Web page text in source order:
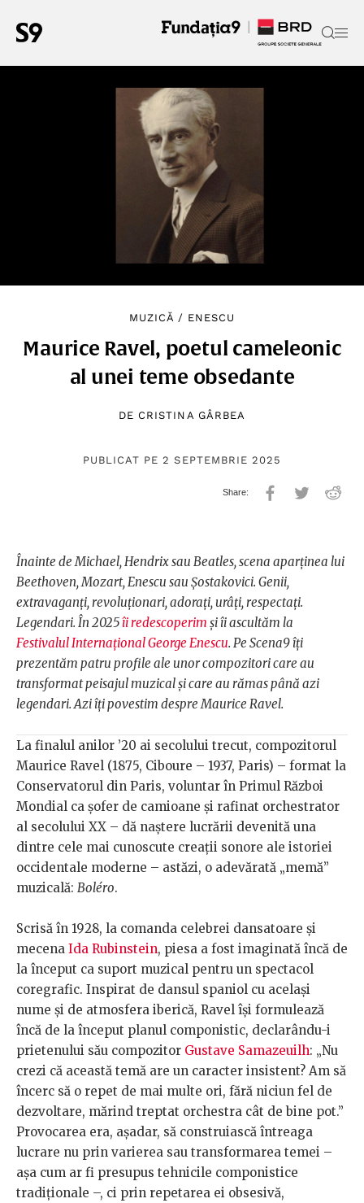
MUZICĂ / ENESCU
Maurice Ravel, poetul cameleonic
al unei teme obsedante
DE CRISTINA GÂRBEA
PUBLICAT PE 2 SEPTEMBRIE 2025
Înainte de Michael, Hendrix sau Beatles, scena aparținea lui
Beethoven, Mozart, Enescu sau Șostakovici. Genii,
extravaganți, revoluționari, adorați, urâți, respectați.
Legendari. În 2025îi redescoperim și îi ascultăm la
Festivalul Internațional George Enescu. Pe Scena9 îți
prezentăm patru profile ale unor compozitori care au
transformat peisajul muzical și care au rămas până azi
legendari. Azi îți povestim despre Maurice Ravel.
La finalul anilor ’20 ai secolului trecut, compozitorul
Maurice Ravel (1875, Ciboure – 1937, Paris) – format la
Conservatorul din Paris, voluntar în Primul Război
Mondial ca șofer de camioane și rafinat orchestrator
al secolului XX – dă naștere lucrării devenită una
dintre cele mai cunoscute creații sonore ale istoriei
occidentale moderne – astăzi, o adevărată „memă”
muzicală: Boléro.
Scrisă în 1928, la comanda celebrei dansatoare și
mecena Ida Rubinstein, piesa a fost imaginată încă de
la început ca suport muzical pentru un spectacol
coregrafic. Inspirat de dansul spaniol cu același
nume și de atmosfera iberică, Ravel își formulează
încă de la început planul componistic, declarându-i
prietenului său compozitor Gustave Samazeuilh: „Nu
crezi că această temă are un caracter insistent? Am să
încerc să o repet de mai multe ori, fără niciun fel de
dezvoltare, mărind treptat orchestra cât de bine pot.”
Provocarea era, așadar, să construiască întreaga
lucrare nu prin varierea sau transformarea temei –
așa cum ar fi presupus tehnicile componistice
tradiționale –, ci prin repetarea ei obsesivă,